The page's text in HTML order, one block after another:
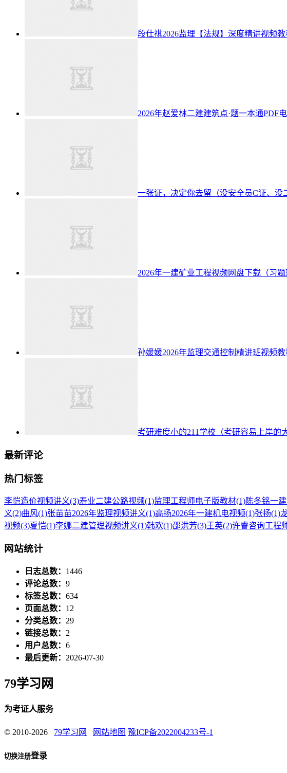
段仕祺2026监理【法规】深度精讲视频教
2026年赵爱林二建建筑点·题一本通PDF
一张证，决定你去留（没安全员C证、没
2026年一建矿业工程视频网盘下载（习
孙媛媛2026年监理交通控制精讲班视频教
考研难度小的211学校（考研容易上岸的
最新评论
热门标签
李恺造价视频讲义(3)寿业二建公路视频(1)监理工程师电子版教材(1)陈冬铭一
义(2)曲风(1)张苗苗2026年监理视频讲义(1)高扬2026年一建机电视频(1)张扬(1)
视频(3)夏恺(1)李娜二建管理视频讲义(1)韩欢(1)邵洪芳(3)王英(2)许睿咨询工程
网站统计
日志总数： 1446
评论总数： 9
标签总数： 634
页面总数： 12
分类总数： 29
链接总数： 2
用户总数： 6
最后更新： 2026-07-30
79学习网
为考证人服务
© 2010-2026 79学习网 网站地图 豫ICP备2022004233号-1
切换注册登录